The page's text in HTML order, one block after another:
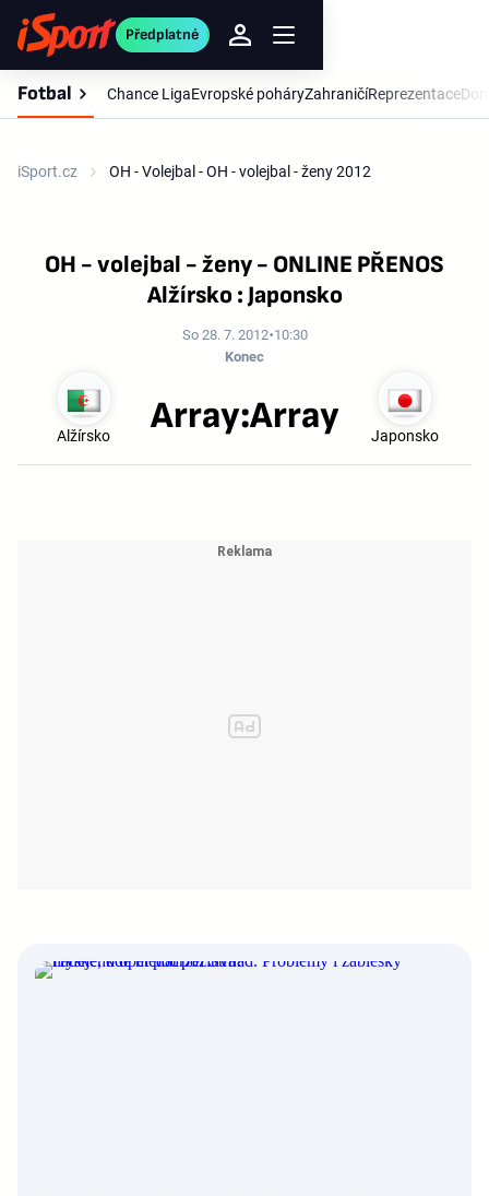
Předplatné
Fotbal Chance LigaEvropské poháryZahraničíReprezentace
iSport.cz OH - Volejbal - OH - volejbal - ženy 2012
OH - volejbal - ženy - ONLINE PŘENOS
Alžírsko : Japonsko
So 28. 7. 2012 10:30
Konec
Alžírsko Japonsko
Array:Array